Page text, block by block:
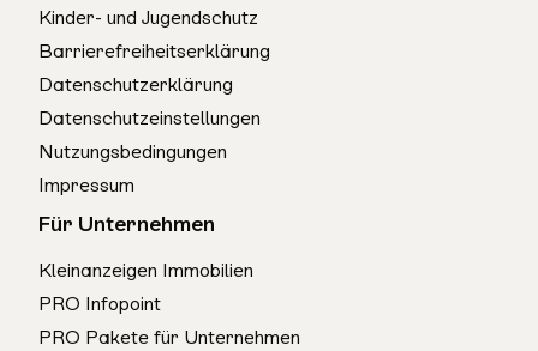
Kinder- und Jugendschutz
Barrierefreiheitserklärung
Datenschutzerklärung
Datenschutzeinstellungen
Nutzungsbedingungen
Impressum
Für Unternehmen
Kleinanzeigen Immobilien
PRO Infopoint
PRO Pakete für Unternehmen